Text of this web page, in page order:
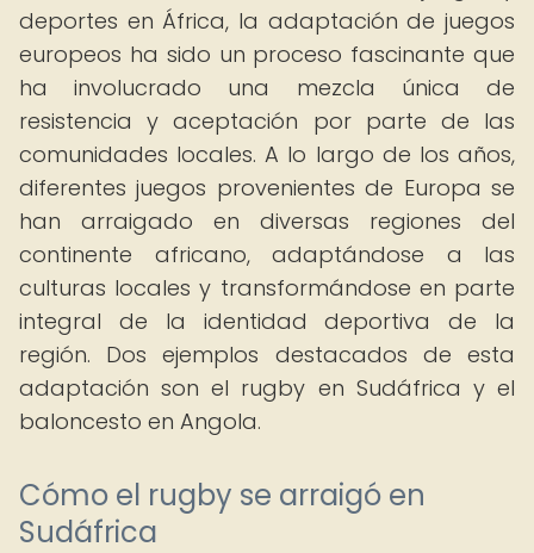
deportes en África, la adaptación de juegos
europeos ha sido un proceso fascinante que
ha involucrado una mezcla única de
resistencia y aceptación por parte de las
comunidades locales. A lo largo de los años,
diferentes juegos provenientes de Europa se
han arraigado en diversas regiones del
continente africano, adaptándose a las
culturas locales y transformándose en parte
integral de la identidad deportiva de la
región. Dos ejemplos destacados de esta
adaptación son el rugby en Sudáfrica y el
baloncesto en Angola.
Cómo el rugby se arraigó en
Sudáfrica